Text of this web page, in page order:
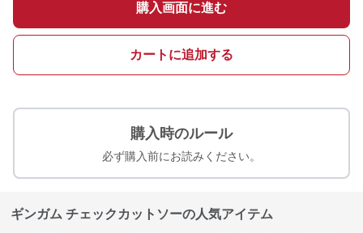
購入画面に進む
カートに追加する
購入時のルール
必ず購入前にお読みください。
ギンガム チェックカットソーの人気アイテム